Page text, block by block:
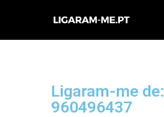
para
Ligaram-me de:
960496437